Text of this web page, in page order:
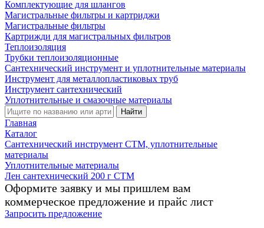
Комплектующие для шлангов
Магистральные фильтры и картриджи
Магистральные фильтры
Картрижди для магистральных фильтров
Теплоизоляция
Трубки теплоизоляционные
Сантехнический инструмент и уплотнительные материалы
Инструмент для металлопластиковых труб
Инструмент сантехнический
Уплотнительные и смазочные материалы
Найти
Главная
Каталог
Сантехнический инструмент СТМ, уплотнительные
материалы
Уплотнительные материалы
Лен сантехнический 200 г СТМ
Оформите заявку и мы пришлем вам
коммерческое предложение и прайс лист
Запросить предложение